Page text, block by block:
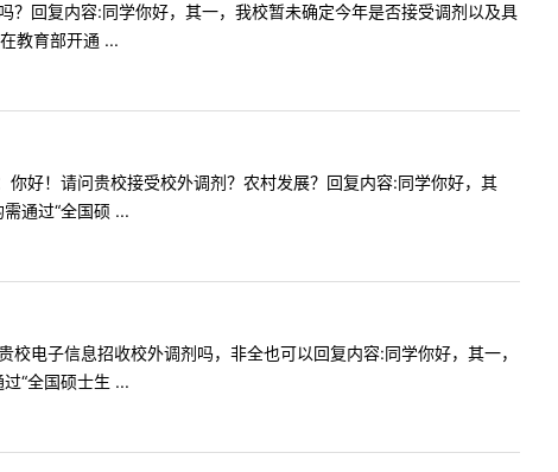
回复内容:同学你好，其一，我校暂未确定今年是否接受调剂以及具
教育部开通 ...
好！请问贵校接受校外调剂？农村发展？回复内容:同学你好，其
通过“全国硕 ...
电子信息招收校外调剂吗，非全也可以回复内容:同学你好，其一，
“全国硕士生 ...